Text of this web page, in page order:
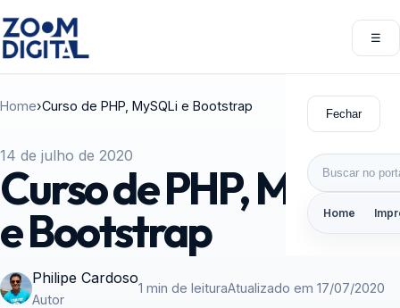
☰
Fechar
Buscar por:
Home
Home›Curso de PHP, MySQLi e Bootstrap
14 de julho de 2020
Curso de PHP, MySQLi
e Bootstrap
Philipe Cardoso
Autor
1 min de leituraAtualizado em 17/07/2020